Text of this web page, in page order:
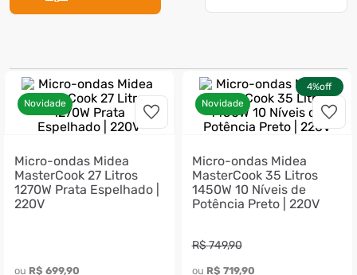
Novidade
Micro-ondas Midea
MasterCook 27 Litros
1270W Prata Espelhado |
220V
ou R$ 699,90
4%off
Novidade
Micro-ondas Midea
MasterCook 35 Litros
1450W 10 Níveis de
Potência Preto | 220V
R$749,90
ou R$ 719,90
7º
motosserra
9º
roçadeira
10º climatizador